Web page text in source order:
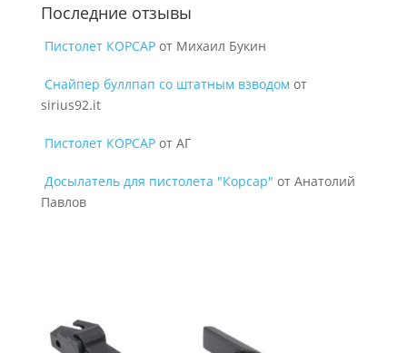
Последние отзывы
Пистолет КОРСАР от Михаил Букин
Снайпер буллпап со штатным взводом от
sirius92.it
Пистолет КОРСАР от АГ
Досылатель для пистолета "Корсар" от Анатолий
Павлов